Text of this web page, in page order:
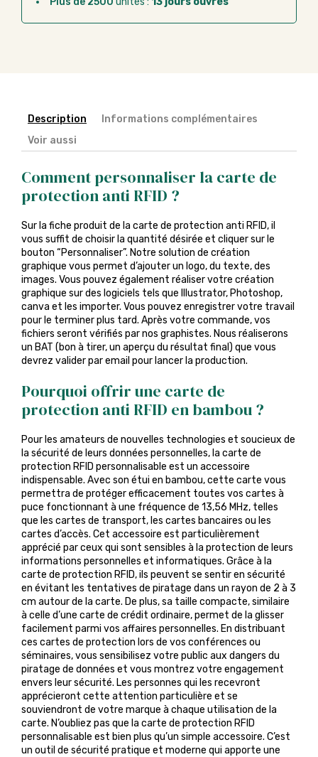
Description
Informations complémentaires
Voir aussi
Comment personnaliser la carte de
protection anti RFID ?
Sur la fiche produit de la carte de protection anti RFID, il
vous suffit de choisir la quantité désirée et cliquer sur le
bouton “Personnaliser”. Notre solution de création
graphique vous permet d’ajouter un logo, du texte, des
images. Vous pouvez également réaliser votre création
graphique sur des logiciels tels que Illustrator, Photoshop,
canva et les importer. Vous pouvez enregistrer votre travail
pour le terminer plus tard. Après votre commande, vos
fichiers seront vérifiés par nos graphistes. Nous réaliserons
un BAT (bon à tirer, un aperçu du résultat final) que vous
devrez valider par email pour lancer la production.
Pourquoi offrir une carte de
protection anti RFID en bambou ?
Pour les amateurs de nouvelles technologies et soucieux de
la sécurité de leurs données personnelles, la carte de
protection RFID personnalisable est un accessoire
indispensable. Avec son étui en bambou, cette carte vous
permettra de protéger efficacement toutes vos cartes à
puce fonctionnant à une fréquence de 13,56 MHz, telles
que les cartes de transport, les cartes bancaires ou les
cartes d’accès. Cet accessoire est particulièrement
apprécié par ceux qui sont sensibles à la protection de leurs
informations personnelles et informatiques. Grâce à la
carte de protection RFID, ils peuvent se sentir en sécurité
en évitant les tentatives de piratage dans un rayon de 2 à 3
cm autour de la carte. De plus, sa taille compacte, similaire
à celle d’une carte de crédit ordinaire, permet de la glisser
facilement parmi vos affaires personnelles. En distribuant
ces cartes de protection lors de vos conférences ou
séminaires, vous sensibilisez votre public aux dangers du
piratage de données et vous montrez votre engagement
envers leur sécurité. Les personnes qui les recevront
apprécieront cette attention particulière et se
souviendront de votre marque à chaque utilisation de la
carte. N’oubliez pas que la carte de protection RFID
personnalisable est bien plus qu’un simple accessoire. C’est
un outil de sécurité pratique et moderne qui apporte une